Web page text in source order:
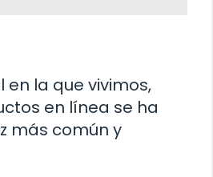
en la que vivimos,
en línea se ha
más común y